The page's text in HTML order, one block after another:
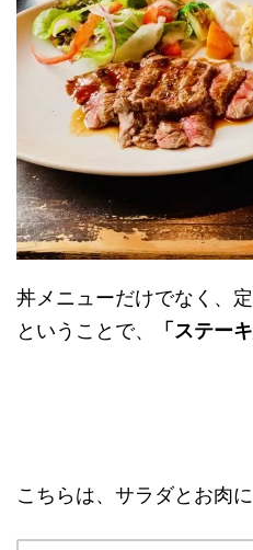
丼メニューだけでなく、
ということで、
「ステー
こちらは、サラダとお肉に